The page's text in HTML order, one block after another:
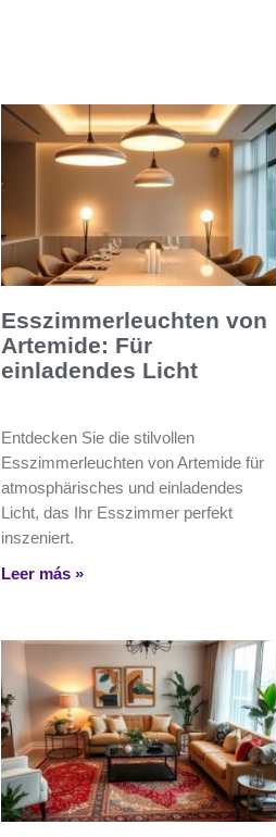
Esszimmerleuchten von
Artemide: Für
einladendes Licht
Entdecken Sie die stilvollen
Esszimmerleuchten von Artemide für
atmosphärisches und einladendes
Licht, das Ihr Esszimmer perfekt
inszeniert.
Leer más »